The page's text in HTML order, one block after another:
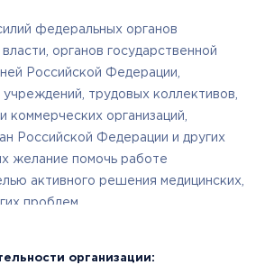
федеральных органов
органов государственной
Российской Федерации,
учреждений, трудовых коллективов,
коммерческих организаций,
Российской Федерации и других
желание помочь работе
активного решения медицинских,
проблем.
и защита больных, включая
организации: